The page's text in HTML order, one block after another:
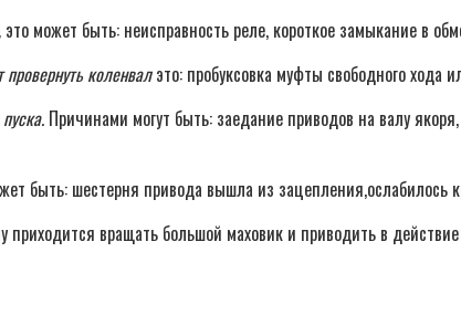
это может быть: неисправность реле, короткое замыкание в
коленвалэто: пробуксовка муфты свободного хода
Причинами могут быть: заедание приводов на валу
быть: шестерня привода вышла из зацепления,ослабилось
приходится вращать большой маховик и приводить в